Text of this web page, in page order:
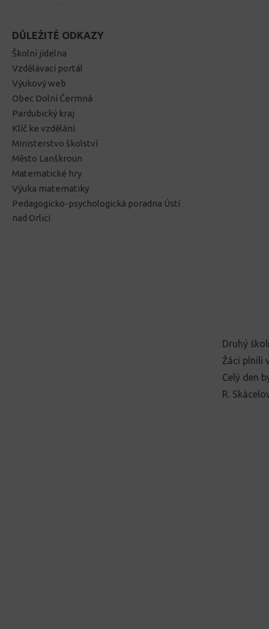
Druhý
Žáci plnili
Celý den
R.
DŮLEŽITÉ ODKAZY
Školní jídelna
Vzdělávací portál
Výukový web
Obec Dolní Čermná
Pardubický kraj
Klíč ke vzdělání
Ministerstvo školství
Město Lanškroun
Matematické hry
Výuka matematiky
Pedagogicko-psychologická poradna Ústí
nad Orlicí